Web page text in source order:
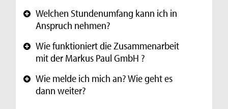
+ Welchen Stundenumfang kann ich in
Anspruch nehmen?
+ Wie funktioniert die Zusammenarbeit
mit der Markus Paul GmbH ?
+ Wie melde ich mich an? Wie geht es
dann weiter?